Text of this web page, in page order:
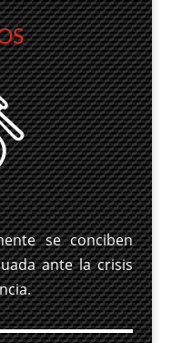
se conciben
ante la crisis